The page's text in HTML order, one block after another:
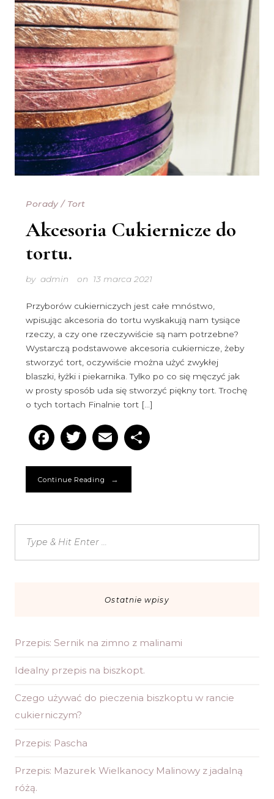
Porady / Tort
Akcesoria Cukiernicze do
tortu.
by admin on 13 marca 2021
Przyborów cukierniczych jest całe mnóstwo,
wpisując akcesoria do tortu wyskakują nam tysiące
rzeczy, a czy one rzeczywiście są nam potrzebne?
Wystarczą podstawowe akcesoria cukiernicze, żeby
stworzyć tort, oczywiście można użyć zwykłej
blaszki, łyżki i piekarnika. Tylko po co się męczyć jak
w prosty sposób uda się stworzyć piękny tort. Trochę
o tych tortach Finalnie tort […]
Facebook
Twitter
Email
Continue Reading →
Ostatnie wpisy
Przepis: Sernik na zimno z malinami
Idealny przepis na biszkopt.
Czego używać do pieczenia biszkoptu w rancie
cukierniczym?
Przepis: Pascha
Przepis: Mazurek Wielkanocy Malinowy z jadalną
różą.